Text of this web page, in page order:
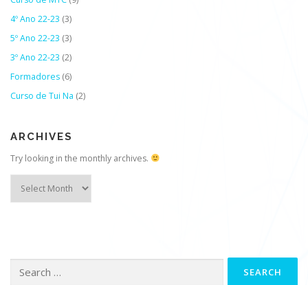
4º Ano 22-23 (3)
5º Ano 22-23 (3)
3º Ano 22-23 (2)
Formadores (6)
Curso de Tui Na (2)
ARCHIVES
Try looking in the monthly archives.
for: